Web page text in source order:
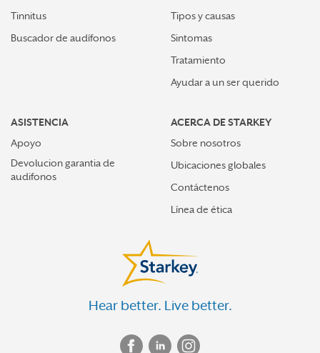
Tinnitus
Buscador de audífonos
Tipos y causas
Sintomas
Tratamiento
Ayudar a un ser querido
ASISTENCIA
Apoyo
Devolucion garantia de
audifonos
ACERCA DE STARKEY
Sobre nosotros
Ubicaciones globales
Contáctenos
Línea de ética
Hear better. Live better.